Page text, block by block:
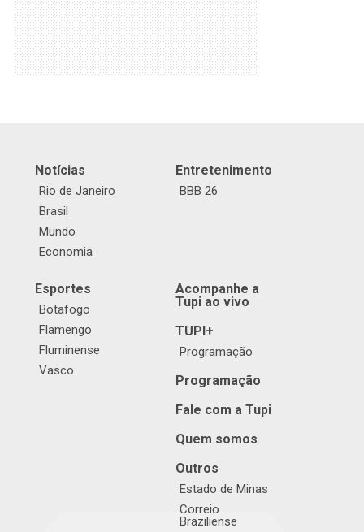
Notícias
Rio de Janeiro
Brasil
Mundo
Economia
Entretenimento
BBB 26
Esportes
Botafogo
Flamengo
Fluminense
Vasco
Acompanhe a
Tupi ao vivo
TUPI+
Programação
Programação
Fale com a Tupi
Quem somos
Outros
Estado de Minas
Correio
Braziliense